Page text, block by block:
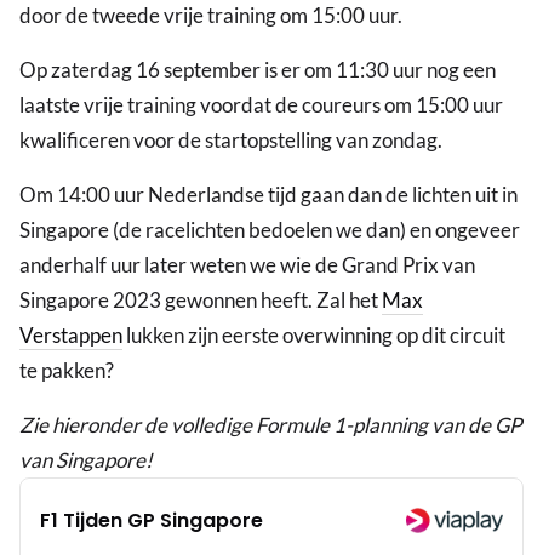
door de tweede vrije training om 15:00 uur.
Op zaterdag 16 september is er om 11:30 uur nog een
laatste vrije training voordat de coureurs om 15:00 uur
kwalificeren voor de startopstelling van zondag.
Om 14:00 uur Nederlandse tijd gaan dan de lichten uit in
Singapore (de racelichten bedoelen we dan) en ongeveer
anderhalf uur later weten we wie de Grand Prix van
Singapore 2023 gewonnen heeft. Zal hetMax
Verstappenlukken zijn eerste overwinning op dit circuit
te pakken?
Zie hieronder de volledige Formule 1-planning van de GP
van Singapore!
F1 Tijden GP Singapore